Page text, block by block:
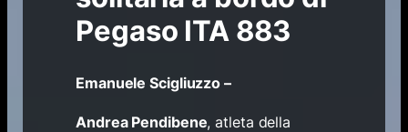
Pegaso ITA 883
Emanuele Scigliuzzo –
Andrea Pendibene, atleta della